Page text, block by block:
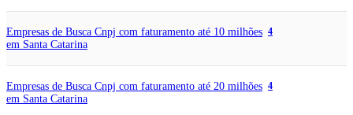
Empresas de Busca Cnpj com faturamento até 10 milhões
em Santa Catarina
4
Empresas de Busca Cnpj com faturamento até 20 milhões
em Santa Catarina
4